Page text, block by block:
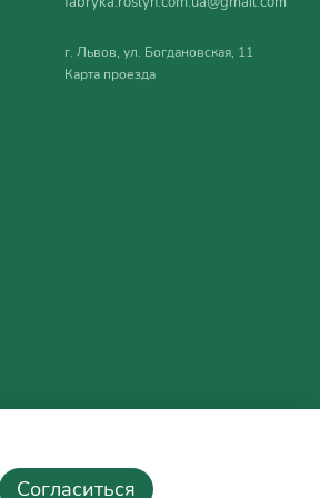
г. Львов, ул. Богдановская, 11
Карта проезда
Согласиться